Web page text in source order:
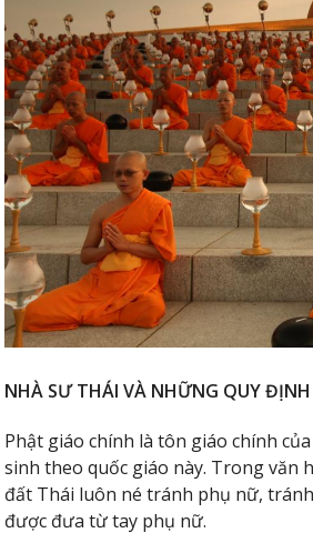
NHÀ SƯ THÁI VÀ NHỮNG QUY
Phật giáo chính là tôn giáo chính
sinh theo quốc giáo này. Trong văn
đất Thái luôn né tránh phụ nữ,
được đưa từ tay phụ nữ.